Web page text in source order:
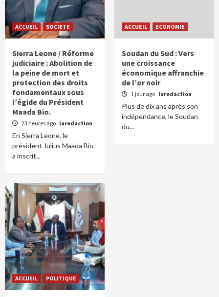
ACCUEIL SOCIETE
Sierra Leone / Réforme
judiciaire : Abolition de
la peine de mort et
protection des droits
fondamentaux sous
l’égide du Président
Maada Bio.
23 heures ago laredaction
En Sierra Leone, le
président Julius Maada Bio
a inscrit...
ACCUEIL ECONOMIE
Soudan du Sud : Vers
une croissance
économique affranchie
de l’or noir
1 jour ago laredaction
Plus de dix ans après son
indépendance, le Soudan
du...
ACCUEIL POLITIQUE